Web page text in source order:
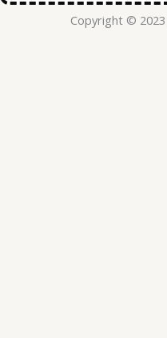
Copyright ©